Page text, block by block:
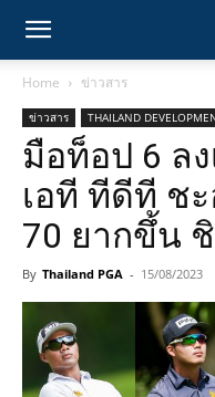
Home ข่าวสาร
ข่าวสาร THAILAND
มือท็อป 6 ล
เอที ทีดีที ช
70 ยากขึ้น
By Thailand PGA - 15/08/2023